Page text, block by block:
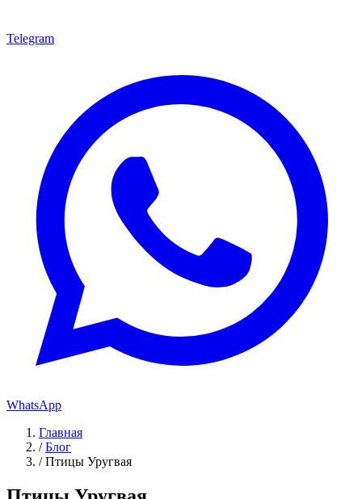
Telegram
WhatsApp
Главная
/Блог
/Птицы Уругвая